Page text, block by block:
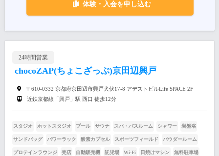
体験・入会を申し込む
24時間営業
chocoZAP(ちょこざっぷ)京田辺興戸
〒610-0332 京都府京田辺市興戸犬伏17-8 アデストビルLife SPACE 2F
近鉄京都線「興戸」駅 西口 徒歩12分
スタジオ ホットスタジオ プール サウナ スパ・バスルーム シャワー 岩盤浴
サンドバッグ パワーラック 酸素カプセル スポーツフィールド パウダールーム
プロテインラウンジ 売店 自動販売機 託児場 Wi-Fi 日焼けマシン 無料駐車場